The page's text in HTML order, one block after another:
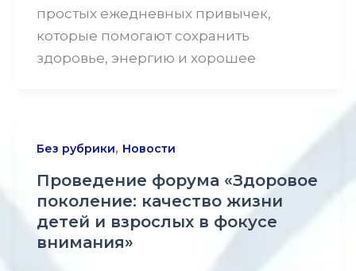
простых ежедневных привычек,
которые помогают сохранить
здоровье, энергию и хорошее
Без рубрики, Новости
Проведение форума «Здоровое
поколение: качество жизни
детей и взрослых в фокусе
внимания»